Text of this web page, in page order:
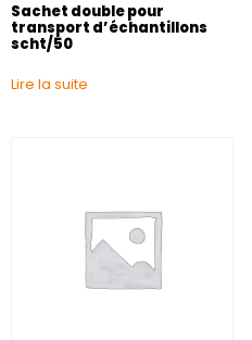
Sachet double pour
transport d’échantillons
scht/50
Lire la suite